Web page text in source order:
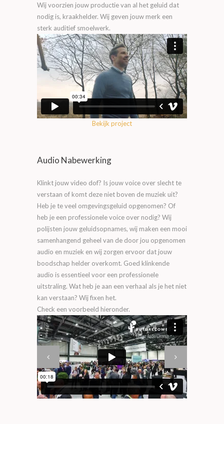
Wij voorzien jouw productie van al het geluid dat
nodig is, kraakhelder. Wij geven jouw merk een
sterk auditief smoelwerk.
Bekijk project
Audio Nabewerking
Klinkt jouw video dof? Is jouw voice over slecht te
verstaan of komt deze niet boven de muziek uit?
Heb je te veel omgevingsgeluid opgenomen? Of
heb je een professionele voice over nodig? Wij
polijsten jouw geluidsopnames, wij maken een mooi
samenhangend geheel van de door jou opgenomen
audio en muziek en wij zorgen ervoor dat jouw
boodschap helder overkomt. Goed klinkende
audio is essentieel voor een professionele
uitstraling. Wat heb je aan een verhaal als je het niet
kan verstaan? Wij fixen het.
Check een voorbeeld hieronder.